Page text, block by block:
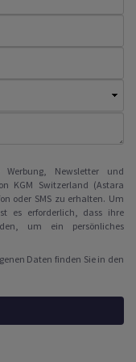
Newsletter und
KGM Switzerland (Astara
oder SMS zu erhalten. Um
es erforderlich, dass ihre
um ein persönliches
Daten finden Sie in den